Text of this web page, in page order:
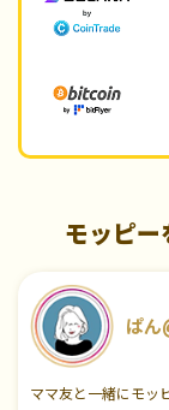
モッピ
ぱん
ママ友と一緒にモッ